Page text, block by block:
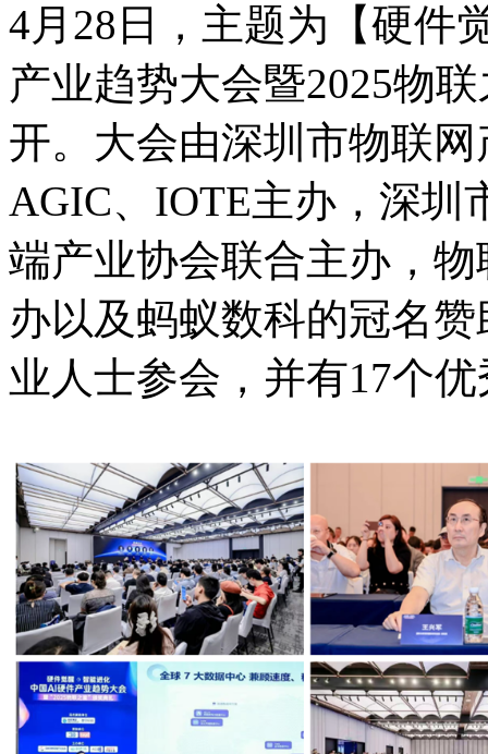
4月28日，主题为【硬件
产业趋势大会暨2025物
开。大会由深圳市物联
AGIC、IOTE主办，深圳
端产业协会联合主办，
办以及蚂蚁数科的冠名
业人士参会，并有17个